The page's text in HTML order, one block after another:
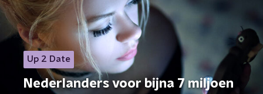
Up 2 Date
Nederlanders voor bijna 7 miljoen